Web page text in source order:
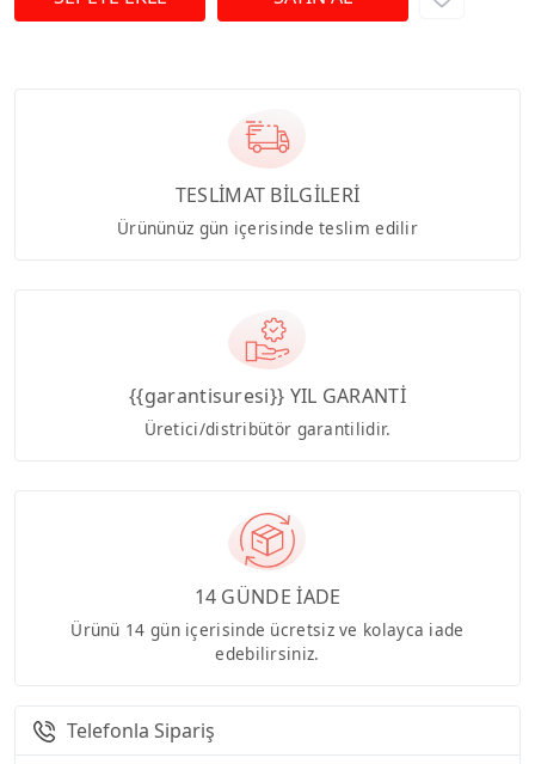
TESLİMAT BİLGİLERİ
Ürününüz gün içerisinde teslim edilir
{{garantisuresi}} YIL GARANTİ
Üretici/distribütör garantilidir.
14 GÜNDE İADE
Ürünü 14 gün içerisinde ücretsiz ve kolayca iade
edebilirsiniz.
Telefonla Sipariş